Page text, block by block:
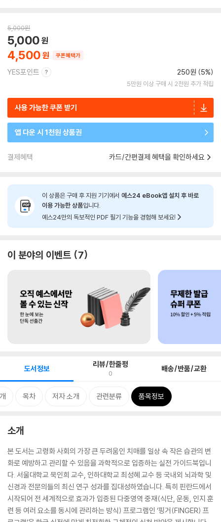
5,000원
4,500
5,000
쿠폰혜택가
YES포인트 250원 (5%)
5만원 이상 구매 시 2천원 추가 적립
사용 가능한 쿠폰 받기
앱 다운 시 1천원 상품권
결제혜택 카드/간편결제 혜택을 확인하세요
이 상품은 구매 후 지원 기기에서 예스24 eBook앱 설치 후 바로
이용 가능한 상품입니다.
예스24만의 독보적인 PDF 필기 기능을 경험해 보세요!
이 분야의 이벤트 7
도서정보 리뷰/한줄평
0 배송/반품/교환
목차 저자 소개 관련분류 품목정보
소개
본 도서는 고령화 사회의 가장 큰 두려움인 치매를 일상 속 작은 습관의 변
화로 예방하고 관리할 수 있음을 과학적으로 입증하는 실전 가이드북입니
다. 서울대학교 묵인희 교수, 인하대학교 최성혜 교수 등 국내외 뇌과학 및
신경과 전문의들의 최신 연구 성과를 집대성하였습니다. 특히 핀란드에서
시작되어 전 세계적으로 효과가 입증된 다중영역 중재(식단, 운동, 인지 훈
련 등 여러 요소를 동시에 관리하는 방식) 프로그램인 ‘핑거(FINGER) 프